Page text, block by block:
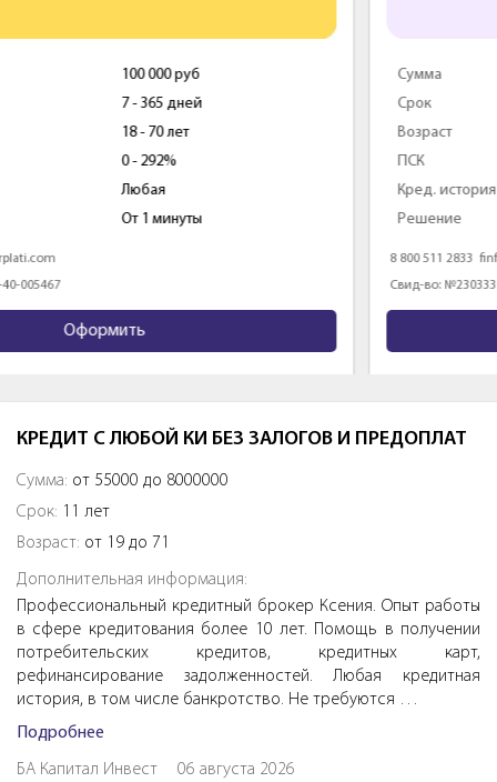
Кред. история
8 800 511 2833
Свид-во: №2303336010009
КРЕДИТ С ЛЮБОЙ КИ БЕЗ ЗАЛОГОВ И ПРЕДОПЛАТ
Сумма: от 55000 до 8000000
Срок: 11 лет
Возраст: от 19 до 71
Дополнительная информация:
Профессиональный кредитный брокер Ксения. Опыт работы
в сфере кредитования более 10 лет. Помощь в получении
потребительских кредитов, кредитных карт,
рефинансирование задолженностей. Любая кредитная
история, в том числе банкротство. Не требуются …
Подробнее
БА Капитал Инвест 06 августа 2026